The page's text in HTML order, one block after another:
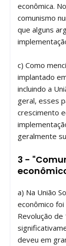
econômica.
comunismo
que alguns
c) Como
implantado
incluindo a
geral, esses
crescimento
geralmente
3 -
a) Na União
econômico
Revolução
deveu em